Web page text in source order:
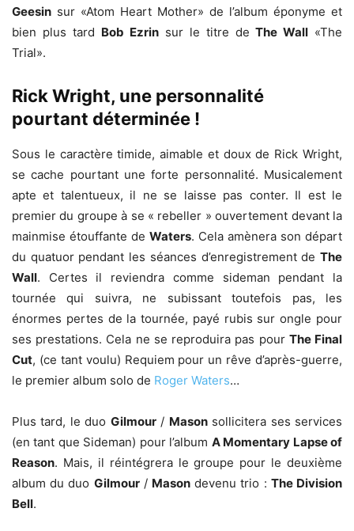
Geesin sur «Atom Heart Mother» de l’album éponyme et
bien plus tard Bob Ezrin sur le titre de The Wall «The
Trial».
Rick Wright, une personnalité
pourtant déterminée !
Sous le caractère timide, aimable et doux de Rick Wright,
se cache pourtant une forte personnalité. Musicalement
apte et talentueux, il ne se laisse pas conter. Il est le
premier du groupe à se « rebeller » ouvertement devant la
mainmise étouffante de Waters. Cela amènera son départ
du quatuor pendant les séances d’enregistrement de The
Wall. Certes il reviendra comme sideman pendant la
tournée qui suivra, ne subissant toutefois pas, les
énormes pertes de la tournée, payé rubis sur ongle pour
ses prestations. Cela ne se reproduira pas pour The Final
Cut, (ce tant voulu) Requiem pour un rêve d’après-guerre,
le premier album solo de Roger Waters…
Plus tard, le duo Gilmour/ Masonsollicitera ses services
(en tant que Sideman) pour l’album A Momentary Lapse of
Reason. Mais, il réintégrera le groupe pour le deuxième
album du duo Gilmour/ Mason devenu trio : The Division
Bell.